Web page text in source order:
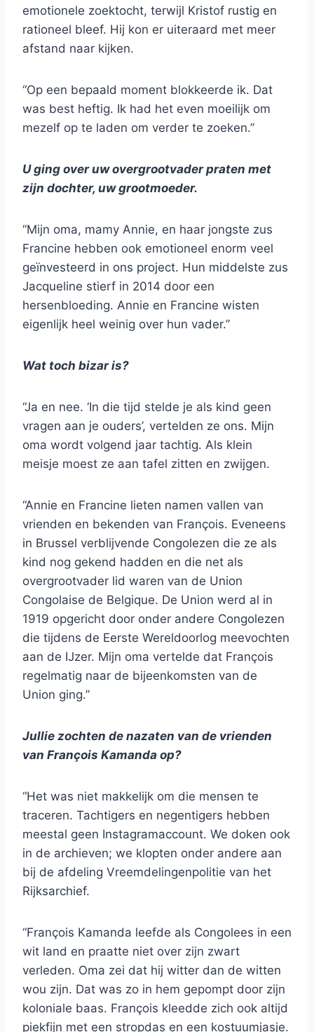
emotionele zoektocht, terwijl Kristof rustig en
rationeel bleef. Hij kon er uiteraard met meer
afstand naar kijken.
“Op een bepaald moment blokkeerde ik. Dat
was best heftig. Ik had het even moeilijk om
mezelf op te laden om verder te zoeken.”
U ging over uw overgrootvader praten met
zijn dochter, uw grootmoeder.
“Mijn oma, mamy Annie, en haar jongste zus
Francine hebben ook emotioneel enorm veel
geïnvesteerd in ons project. Hun middelste zus
Jacqueline stierf in 2014 door een
hersenbloeding. Annie en Francine wisten
eigenlijk heel weinig over hun vader.”
Wat toch bizar is?
“Ja en nee. ‘In die tijd stelde je als kind geen
vragen aan je ouders’, vertelden ze ons. Mijn
oma wordt volgend jaar tachtig. Als klein
meisje moest ze aan tafel zitten en zwijgen.
“Annie en Francine lieten namen vallen van
vrienden en bekenden van François. Eveneens
in Brussel verblijvende Congolezen die ze als
kind nog gekend hadden en die net als
overgrootvader lid waren van de Union
Congolaise de Belgique. De Union werd al in
1919 opgericht door onder andere Congolezen
die tijdens de Eerste Wereldoorlog meevochten
aan de IJzer. Mijn oma vertelde dat François
regelmatig naar de bijeenkomsten van de
Union ging.”
Jullie zochten de nazaten van de vrienden
van François Kamanda op?
“Het was niet makkelijk om die mensen te
traceren. Tachtigers en negentigers hebben
meestal geen Instagramaccount. We doken ook
in de archieven; we klopten onder andere aan
bij de afdeling Vreemdelingenpolitie van het
Rijksarchief.
“François Kamanda leefde als Congolees in een
wit land en praatte niet over zijn zwart
verleden. Oma zei dat hij witter dan de witten
wou zijn. Dat was zo in hem gepompt door zijn
koloniale baas. François kleedde zich ook altijd
piekfijn met een stropdas en een kostuumjasje.